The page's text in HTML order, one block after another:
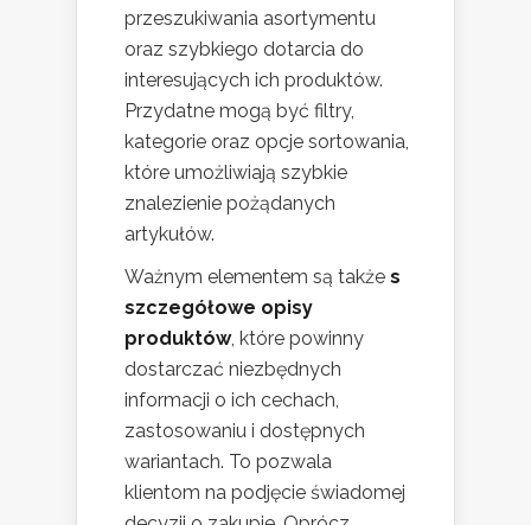
przeszukiwania asortymentu
oraz szybkiego dotarcia do
interesujących ich produktów.
Przydatne mogą być filtry,
kategorie oraz opcje sortowania,
które umożliwiają szybkie
znalezienie pożądanych
artykułów.
Ważnym elementem są także s
szczegółowe opisy
produktów, które powinny
dostarczać niezbędnych
informacji o ich cechach,
zastosowaniu i dostępnych
wariantach. To pozwala
klientom na podjęcie świadomej